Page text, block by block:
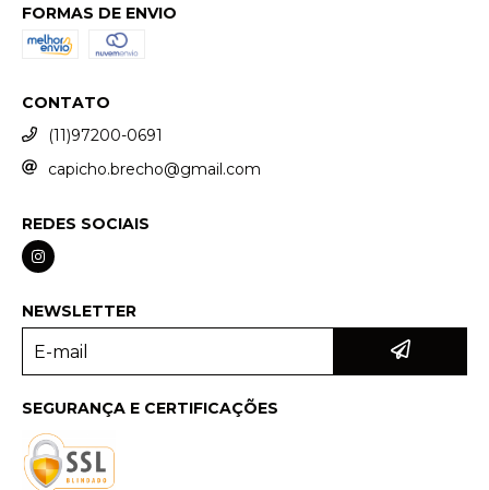
FORMAS DE ENVIO
CONTATO
(11)97200-0691
capicho.brecho@gmail.com
REDES SOCIAIS
NEWSLETTER
SEGURANÇA E CERTIFICAÇÕES